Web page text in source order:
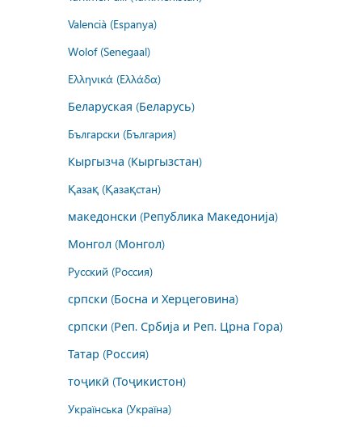
Valencià (Espanya)
Wolof (Senegaal)
Ελληνικά (Ελλάδα)
Беларуская (Беларусь)
Български (България)
Кыргызча (Кыргызстан)
Қазақ (Қазақстан)
македонски (Република Македонија)
Монгол (Монгол)
Русский (Россия)
српски (Босна и Херцеговина)
српски (Реп. Србија и Реп. Црна Гора)
Татар (Россия)
тоҷикӣ (Тоҷикистон)
Українська (Україна)